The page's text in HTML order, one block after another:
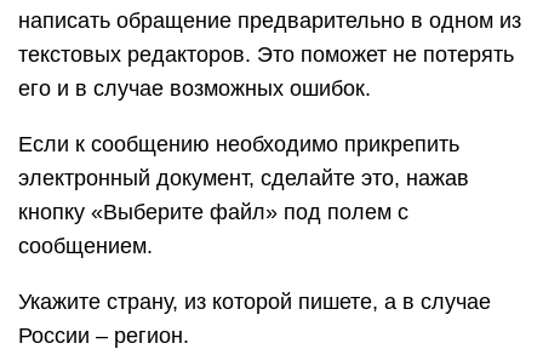
написать обращение предварительно в одном из
текстовых редакторов. Это поможет не потерять
его и в случае возможных ошибок.
Если к сообщению необходимо прикрепить
электронный документ, сделайте это, нажав
кнопку «Выберите файл» под полем с
сообщением.
Укажите страну, из которой пишете, а в случае
России – регион.